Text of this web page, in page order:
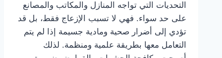
التحديات التي تواجه المنازل والمكاتب والمصانع
على حد سواء. فهي لا تسبب الإزعاج فقط، بل قد
تؤدي إلى أضرار صحية ومادية جسيمة إذا لم يتم
التعامل معها بطريقة علمية ومنظمة. لذلك